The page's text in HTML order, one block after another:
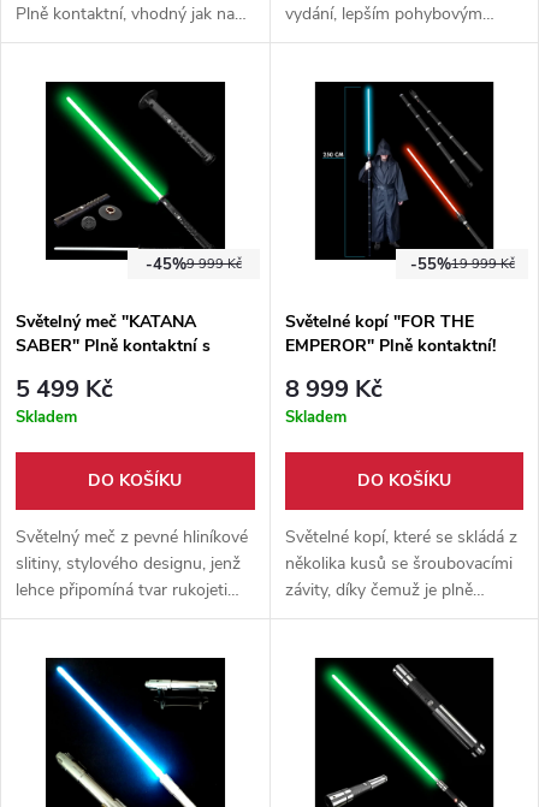
Plně kontaktní, vhodný jak na
výstavu tak pro kontaktní šerm.
vydání, lepším pohybovým
senzorem a možností multi-
výstavu tak kontaktní šerm.
9 999 Kč
-45%
Světelný meč "KATANA
SABER" Plně kontaktní s
5 499 Kč
Skladem
DO KOŠÍKU
Světelný meč z pevné hliníkové
slitiny, stylového designu, jenž
lehce připomíná tvar rukojeti
katany. Funkce multicolor,
19 999 Kč
-55%
Světelné kopí "FOR THE
EMPEROR" Plně kontaktní!
8 999 Kč
Skladem
DO KOŠÍKU
Světelné kopí, které se skládá z
několika kusů se šroubovacími
závity, díky čemuž je plně
nastavitelné. Funkce multicolor